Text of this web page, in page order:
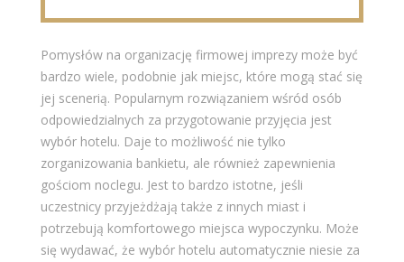
Pomysłów na organizację firmowej imprezy może być
bardzo wiele, podobnie jak miejsc, które mogą stać się
jej scenerią. Popularnym rozwiązaniem wśród osób
odpowiedzialnych za przygotowanie przyjęcia jest
wybór hotelu. Daje to możliwość nie tylko
zorganizowania bankietu, ale również zapewnienia
gościom noclegu. Jest to bardzo istotne, jeśli
uczestnicy przyjeżdżają także z innych miast i
potrzebują komfortowego miejsca wypoczynku. Może
się wydawać, że wybór hotelu automatycznie niesie za